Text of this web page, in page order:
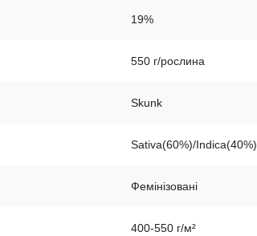
19%
550 г/рослина
Skunk
Sativa(60%)/Indica(40%)
Фемінізовані
400-550 г/м²